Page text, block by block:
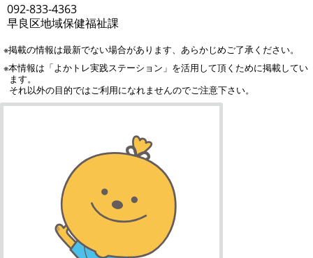
092-833-4363
早良区地域保健福祉課
※掲載の情報は最新でない場合があります、あらかじめご了承ください。
※本情報は「よかトレ実践ステーション」を活用して頂くために掲載してい
ます。
それ以外の目的ではご利用になれませんのでご注意下さい。